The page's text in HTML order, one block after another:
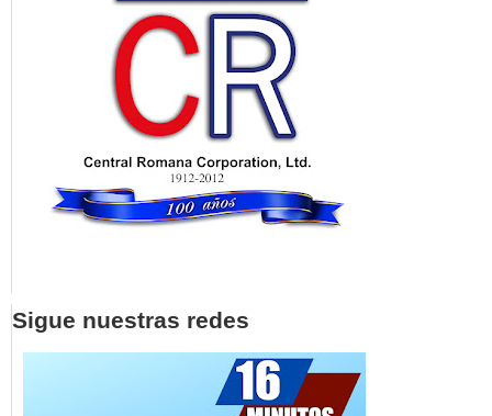
Sigue nuestras redes